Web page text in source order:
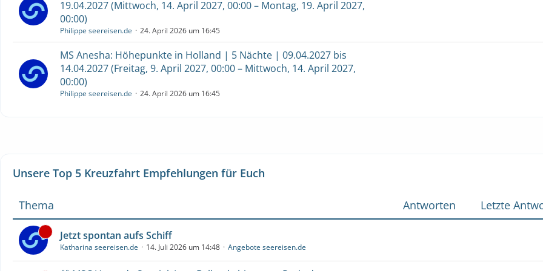
19.04.2027 (Mittwoch, 14. April 2027, 00:00 – Montag, 19. April 2027,
00:00)
Philippe seereisen.de 24. April 2026 um 16:45
MS Anesha: Höhepunkte in Holland | 5 Nächte | 09.04.2027 bis
14.04.2027 (Freitag, 9. April 2027, 00:00 – Mittwoch, 14. April 2027,
00:00)
Philippe seereisen.de 24. April 2026 um 16:45
Unsere Top 5 Kreuzfahrt Empfehlungen für Euch
Thema Antworten Letzte
Jetzt spontan aufs Schiff
Katharina seereisen.de 14. Juli 2026 um 14:48 Angebote seereisen.de